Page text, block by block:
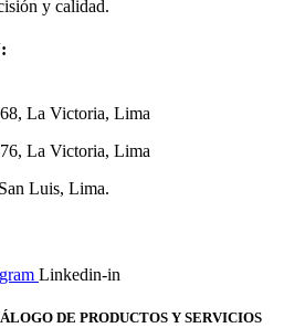
y calidad.
La Victoria, Lima
La Victoria, Lima
Luis, Lima.
Linkedin-in
DE PRODUCTOS Y SERVICIOS